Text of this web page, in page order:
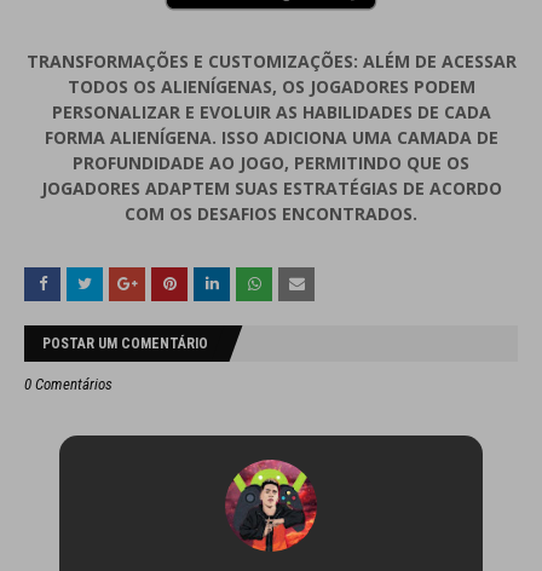
TRANSFORMAÇÕES E CUSTOMIZAÇÕES: ALÉM DE ACESSAR
TODOS OS ALIENÍGENAS, OS JOGADORES PODEM
PERSONALIZAR E EVOLUIR AS HABILIDADES DE CADA
FORMA ALIENÍGENA. ISSO ADICIONA UMA CAMADA DE
PROFUNDIDADE AO JOGO, PERMITINDO QUE OS
JOGADORES ADAPTEM SUAS ESTRATÉGIAS DE ACORDO
COM OS DESAFIOS ENCONTRADOS.
POSTAR UM COMENTÁRIO
0 Comentários